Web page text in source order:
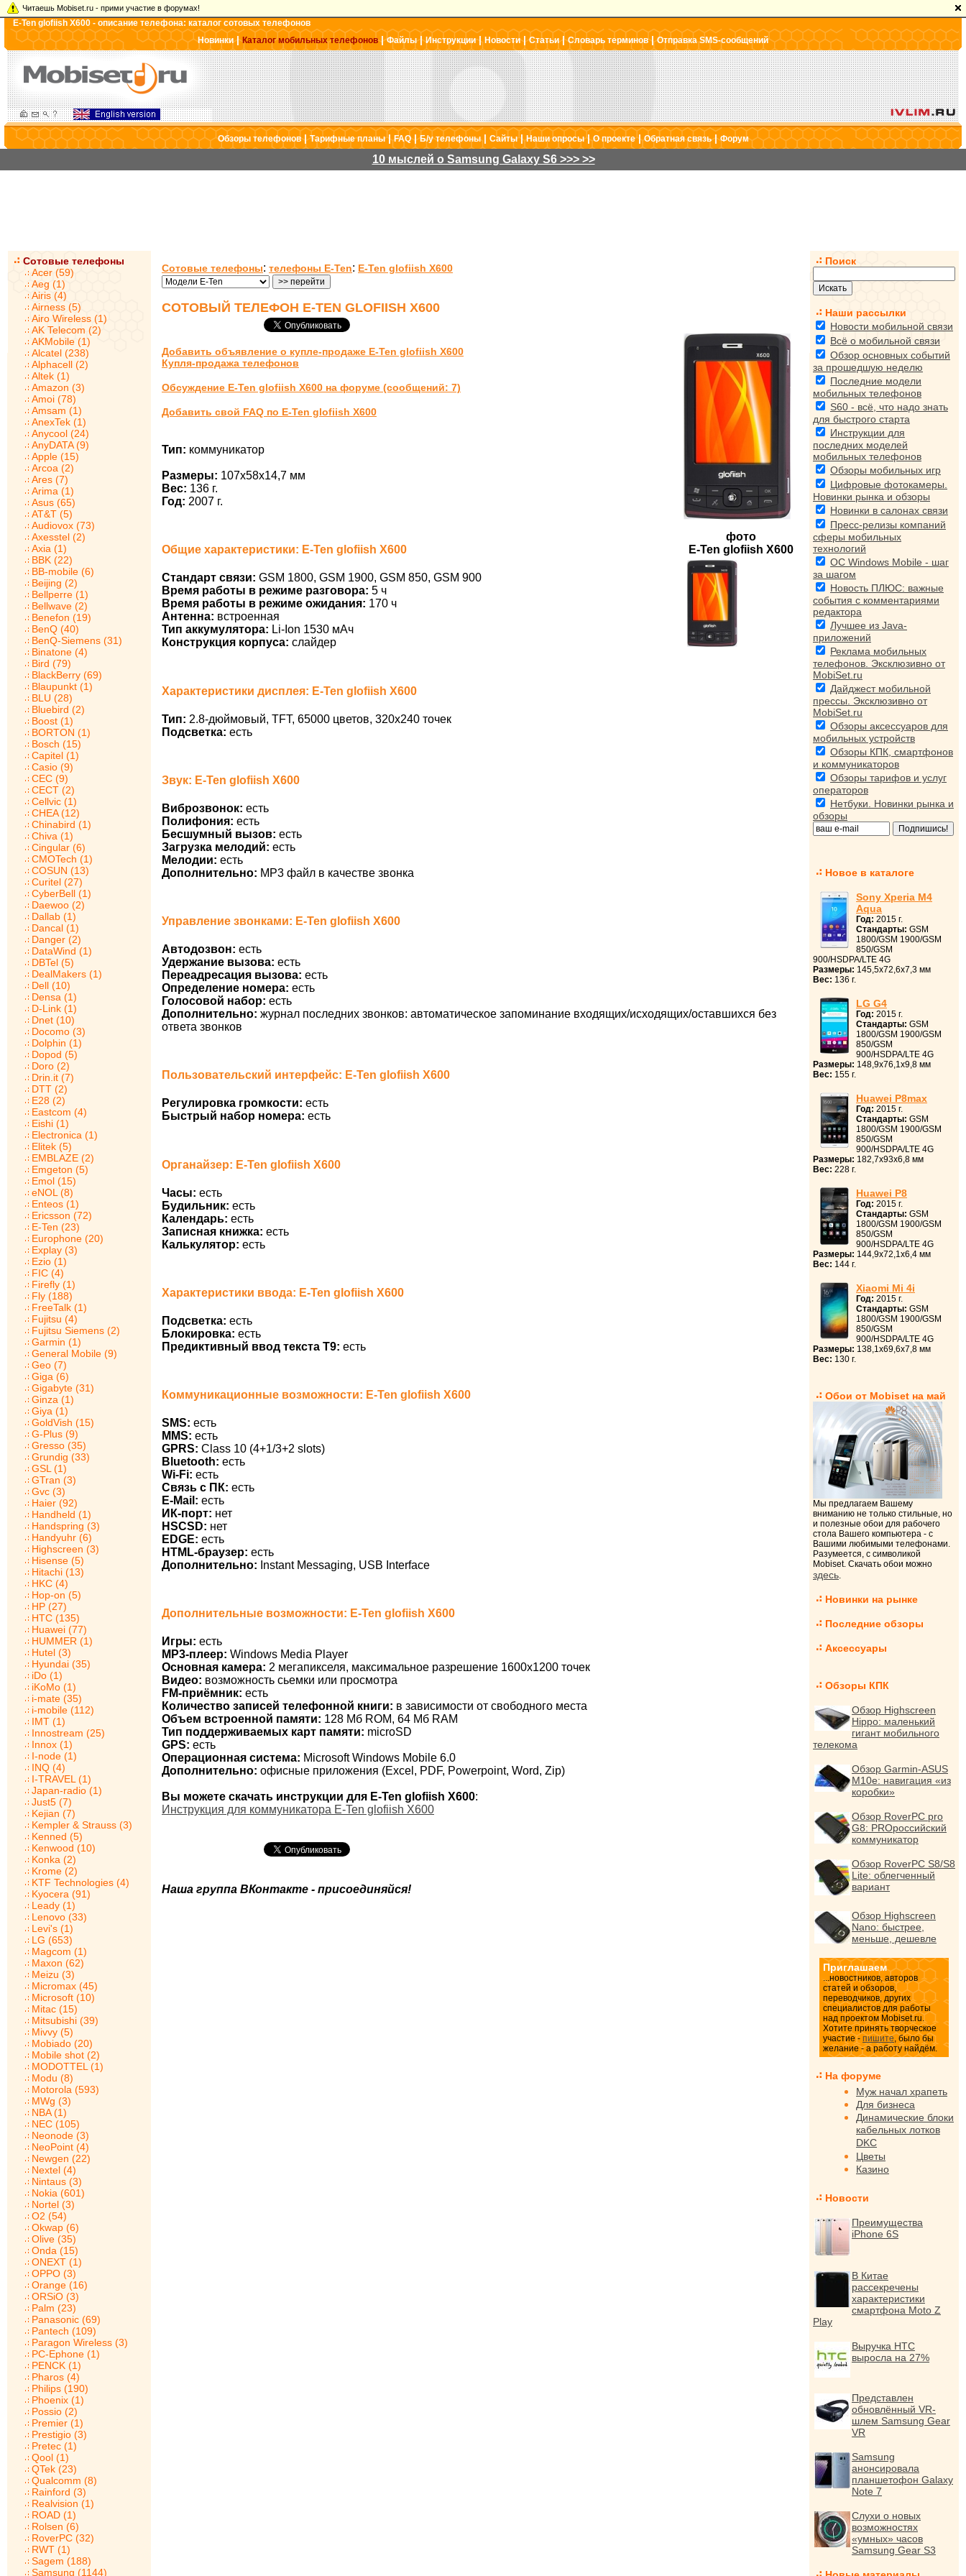
Читаешь Mobiset.ru - прими участие в форумах!
E-Ten glofiish X600 - описание телефона: каталог сотовых телефонов
Новинки|Каталог мобильных телефонов|Файлы|Инструкции| Новости|Статьи|Словарь терминов|Отправка SMS-сообщений
Обзоры телефонов|Тарифные планы|FAQ|Б/у телефоны| Сайты|Наши опросы|О проекте|Обратная связь|Форум
10 мыслей о Samsung Galaxy S6 >>> >>
Сотовые телефоны
Acer (59)
Aeg (1)
Airis (4)
Airness (5)
Airo Wireless (1)
AK Telecom (2)
AKMobile (1)
Alcatel (238)
Alphacell (2)
Altek (1)
Amazon (3)
Amoi (78)
Amsam (1)
AnexTek (1)
Anycool (24)
AnyDATA (9)
Apple (15)
Arcoa (2)
Ares (7)
Arima (1)
Asus (65)
AT&T (5)
Audiovox (73)
Axesstel (2)
Axia (1)
BBK (22)
BB-mobile (6)
Beijing (2)
Bellperre (1)
Bellwave (2)
Benefon (19)
BenQ (40)
BenQ-Siemens (31)
Binatone (4)
Bird (79)
BlackBerry (69)
Blaupunkt (1)
BLU (28)
Bluebird (2)
Boost (1)
BORTON (1)
Bosch (15)
Capitel (1)
Casio (9)
CEC (9)
CECT (2)
Cellvic (1)
CHEA (12)
Chinabird (1)
Chiva (1)
Cingular (6)
CMOTech (1)
COSUN (13)
Curitel (27)
CyberBell (1)
Daewoo (2)
Dallab (1)
Dancal (1)
Danger (2)
DataWind (1)
DBTel (5)
DealMakers (1)
Dell (10)
Densa (1)
D-Link (1)
Dnet (10)
Docomo (3)
Dolphin (1)
Dopod (5)
Doro (2)
Drin.it (7)
DTT (2)
E28 (2)
Eastcom (4)
Eishi (1)
Electronica (1)
Elitek (5)
EMBLAZE (2)
Emgeton (5)
Emol (15)
eNOL (8)
Enteos (1)
Ericsson (72)
E-Ten (23)
Europhone (20)
Explay (3)
Ezio (1)
FIC (4)
Firefly (1)
Fly (188)
FreeTalk (1)
Fujitsu (4)
Fujitsu Siemens (2)
Garmin (1)
General Mobile (9)
Geo (7)
Giga (6)
Gigabyte (31)
Ginza (1)
Giya (1)
GoldVish (15)
G-Plus (9)
Gresso (35)
Grundig (33)
GSL (1)
GTran (3)
Gvc (3)
Haier (92)
Handheld (1)
Handspring (3)
Handyuhr (6)
Highscreen (3)
Hisense (5)
Hitachi (13)
HKC (4)
Hop-on (5)
HP (27)
HTC (135)
Huawei (77)
HUMMER (1)
Hutel (3)
Hyundai (35)
iDo (1)
iKoMo (1)
i-mate (35)
i-mobile (112)
IMT (1)
Innostream (25)
Innox (1)
I-node (1)
INQ (4)
I-TRAVEL (1)
Japan-radio (1)
Just5 (7)
Kejian (7)
Kempler & Strauss (3)
Kenned (5)
Kenwood (10)
Konka (2)
Krome (2)
KTF Technologies (4)
Kyocera (91)
Leady (1)
Lenovo (33)
Levi's (1)
LG (653)
Magcom (1)
Maxon (62)
Meizu (3)
Micromax (45)
Microsoft (10)
Mitac (15)
Mitsubishi (39)
Mivvy (5)
Mobiado (20)
Mobile shot (2)
MODOTTEL (1)
Modu (8)
Motorola (593)
MWg (3)
NBA (1)
NEC (105)
Neonode (3)
NeoPoint (4)
Newgen (22)
Nextel (4)
Nintaus (3)
Nokia (601)
Nortel (3)
O2 (54)
Okwap (6)
Olive (35)
Onda (15)
ONEXT (1)
OPPO (3)
Orange (16)
ORSiO (3)
Palm (23)
Panasonic (69)
Pantech (109)
Paragon Wireless (3)
PC-Ephone (1)
PENCK (1)
Pharos (4)
Philips (190)
Phoenix (1)
Possio (2)
Premier (1)
Prestigio (3)
Pretec (1)
Qool (1)
QTek (23)
Qualcomm (8)
Rainford (3)
Realvision (1)
ROAD (1)
Rolsen (6)
RoverPC (32)
RWT (1)
Sagem (188)
Samsung (1144)
Сотовые телефоны: телефоны E-Ten: E-Ten glofiish X600
СОТОВЫЙ ТЕЛЕФОН E-TEN GLOFIISH X600
фото
E-Ten glofiish X600
Добавить объявление о купле-продаже E-Ten glofiish X600
Купля-продажа телефонов
Обсуждение E-Ten glofiish X600 на форуме (сообщений: 7)
Добавить свой FAQ по E-Ten glofiish X600
Тип: коммуникатор
Размеры: 107x58x14,7 мм
Вес: 136 г.
Год: 2007 г.
Общие характеристики: E-Ten glofiish X600
Стандарт связи: GSM 1800, GSM 1900, GSM 850, GSM 900
Время работы в режиме разговора: 5 ч
Время работы в режиме ожидания: 170 ч
Антенна: встроенная
Тип аккумулятора: Li-Ion 1530 мАч
Конструкция корпуса: слайдер
Характеристики дисплея: E-Ten glofiish X600
Тип: 2.8-дюймовый, TFT, 65000 цветов, 320х240 точек
Подсветка: есть
Звук: E-Ten glofiish X600
Виброзвонок: есть
Полифония: есть
Бесшумный вызов: есть
Загрузка мелодий: есть
Мелодии: есть
Дополнительно: MP3 файл в качестве звонка
Управление звонками: E-Ten glofiish X600
Автодозвон: есть
Удержание вызова: есть
Переадресация вызова: есть
Определение номера: есть
Голосовой набор: есть
Дополнительно: журнал последних звонков: автоматическое запоминание входящих/исходящих/оставшихся без
ответа звонков
Пользовательский интерфейс: E-Ten glofiish X600
Регулировка громкости: есть
Быстрый набор номера: есть
Органайзер: E-Ten glofiish X600
Часы: есть
Будильник: есть
Календарь: есть
Записная книжка: есть
Калькулятор: есть
Характеристики ввода: E-Ten glofiish X600
Подсветка: есть
Блокировка: есть
Предиктивный ввод текста Т9: есть
Коммуникационные возможности: E-Ten glofiish X600
SMS: есть
MMS: есть
GPRS: Class 10 (4+1/3+2 slots)
Bluetooth: есть
Wi-Fi: есть
Связь с ПК: есть
E-Mail: есть
ИК-порт: нет
HSCSD: нет
EDGE: есть
HTML-браузер: есть
Дополнительно: Instant Messaging, USB Interface
Дополнительные возможности: E-Ten glofiish X600
Игры: есть
MP3-плеер: Windows Media Player
Основная камера: 2 мегапикселя, максимальное разрешение 1600х1200 точек
Видео: возможность сьемки или просмотра
FM-приёмник: есть
Количество записей телефонной книги: в зависимости от свободного места
Объем встроенной памяти: 128 Мб ROM, 64 Мб RAM
Тип поддерживаемых карт памяти: microSD
GPS: есть
Операционная система: Microsoft Windows Mobile 6.0
Дополнительно: офисные приложения (Excel, PDF, Powerpoint, Word, Zip)
Вы можете скачать инструкции для E-Ten glofiish X600:
Инструкция для коммуникатора E-Ten glofiish X600
Наша группа ВКонтакте - присоединяйся!
Поиск
Наши рассылки
Новости мобильной связи
Всё о мобильной связи
Обзор основных событий
за прошедшую неделю
Последние модели
мобильных телефонов
S60 - всё, что надо знать
для быстрого старта
Инструкции для
последних моделей
мобильных телефонов
Обзоры мобильных игр
Цифровые фотокамеры.
Новинки рынка и обзоры
Новинки в салонах связи
Пресс-релизы компаний
сферы мобильных
технологий
ОС Windows Mobile - шаг
за шагом
Новость ПЛЮС: важные
события с комментариями
редактора
Лучшее из Java-
приложений
Реклама мобильных
телефонов. Эксклюзивно от
MobiSet.ru
Дайджест мобильной
прессы. Эксклюзивно от
MobiSet.ru
Обзоры аксессуаров для
мобильных устройств
Обзоры КПК, смартфонов
и коммуникаторов
Обзоры тарифов и услуг
операторов
Нетбуки. Новинки рынка и
обзоры
Новое в каталоге
Sony Xperia M4
Aqua
Год: 2015 г.
Стандарты: GSM
1800/GSM 1900/GSM
850/GSM
900/HSDPA/LTE 4G
Размеры: 145,5x72,6x7,3 мм
Вес: 136 г.
LG G4
Год: 2015 г.
Стандарты: GSM
1800/GSM 1900/GSM
850/GSM
900/HSDPA/LTE 4G
Размеры: 148,9x76,1x9,8 мм
Вес: 155 г.
Huawei P8max
Год: 2015 г.
Стандарты: GSM
1800/GSM 1900/GSM
850/GSM
900/HSDPA/LTE 4G
Размеры: 182,7x93x6,8 мм
Вес: 228 г.
Huawei P8
Год: 2015 г.
Стандарты: GSM
1800/GSM 1900/GSM
850/GSM
900/HSDPA/LTE 4G
Размеры: 144,9x72,1x6,4 мм
Вес: 144 г.
Xiaomi Mi 4i
Год: 2015 г.
Стандарты: GSM
1800/GSM 1900/GSM
850/GSM
900/HSDPA/LTE 4G
Размеры: 138,1x69,6x7,8 мм
Вес: 130 г.
Обои от Mobiset на май
Мы предлагаем Вашему
вниманию не только стильные, но
и полезные обои для рабочего
стола Вашего компьютера - с
Вашими любимыми телефонами.
Разумеется, с символикой
Mobiset. Скачать обои можно
здесь.
Новинки на рынке
Последние обзоры
Аксессуары
Обзоры КПК
Обзор Highscreen
Hippo: маленький
гигант мобильного
телекома
Обзор Garmin-ASUS
M10e: навигация «из
коробки»
Обзор RoverPC pro
G8: PROроссийский
коммуникатор
Обзор RoverPC S8/S8
Lite: облегченный
вариант
Обзор Highscreen
Nano: быстрее,
меньше, дешевле
Приглашаем
...новостников, авторов
статей и обзоров,
переводчиков, других
специалистов для работы
над проектом Mobiset.ru.
Хотите принять творческое
участие - пишите, было бы
желание - а работу найдём.
На форуме
Муж начал храпеть
Для бизнеса
Динамические блоки
кабельных лотков
DKC
Цветы
Казино
Новости
Преимущества
iPhone 6S
В Китае
рассекречены
характеристики
смартфона Moto Z
Play
Выручка HTC
выросла на 27%
Представлен
обновлённый VR-
шлем Samsung Gear
VR
Samsung
анонсировала
планшетофон Galaxy
Note 7
Слухи о новых
возможностях
«умных» часов
Samsung Gear S3